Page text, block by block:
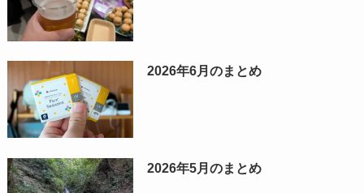
2026年6月のまとめ
2026年5月のまとめ